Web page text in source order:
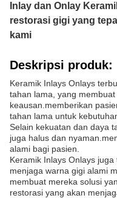
Inlay dan Onlay
restorasi gigi yang
kami
Deskripsi produk:
Keramik Inlays Onlays
tahan lama, yang
keausan.memberikan
tahan lama untuk
Selain kekuatan dan daya
juga halus dan
alami bagi pasien.
Keramik Inlays Onlays
menjaga warna gigi alami
membuat mereka solusi
restorasi yang akan